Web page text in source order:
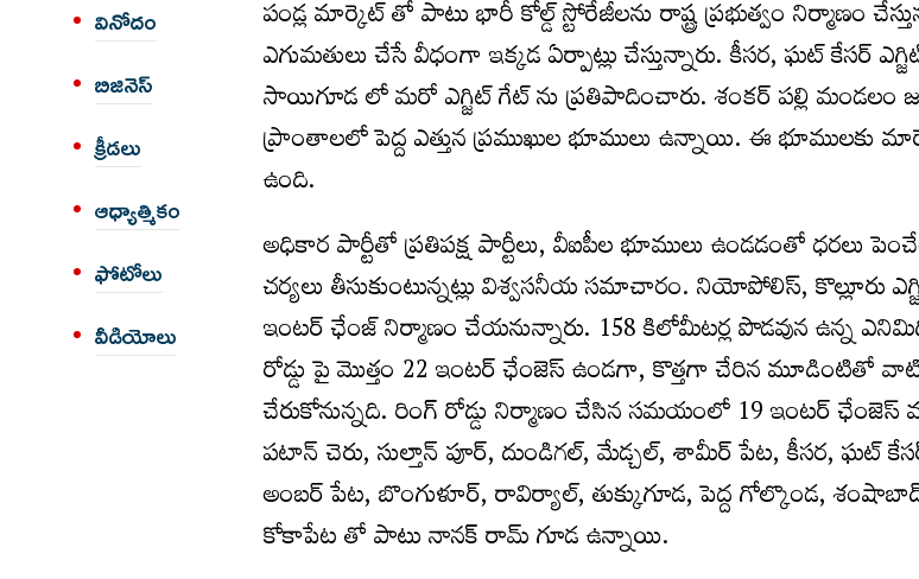
వినోదం
బిజినెస్
క్రీడలు
ఆధ్యాత్మికం
ఫోటోలు
వీడియోలు
పండ్ల మార్కెట్ తో పాటు భారీ కోల్డ్ స్టోరేజీలను రాష్ట్ర ప్రభుత్వం నిర్మాణం
ఎగుమతులు చేసే వీధంగా ఇక్కడ ఏర్పాట్లు చేస్తున్నారు. కీసర, ఘట్ కేసర్
సాయిగూడ లో మరో ఎగ్జిట్ గేట్ ను ప్రతిపాదించారు. శంకర్ పల్లి మండలం
ప్రాంతాలలో పెద్ద ఎత్తున ప్రముఖుల భూములు ఉన్నాయి. ఈ
ఉంది.
అధికార పార్టీతో ప్రతిపక్ష పార్టీలు, వీఐపీల భూములు ఉండడంతో ధరలు
చర్యలు తీసుకుంటున్నట్లు విశ్వసనీయ సమాచారం. నియోపోలిస్, కొల్లూరు
ఇంటర్ ఛేంజ్ నిర్మాణం చేయనున్నారు. 158 కిలోమీటర్ల పొడవున ఉన్న
రోడ్డు పై మొత్తం 22 ఇంటర్ ఛేంజెస్ ఉండగా, కొత్తగా చేరిన మూడింటితో వాటి
చేరుకోనున్నది. రింగ్ రోడ్డు నిర్మాణం చేసిన సమయంలో 19 ఇంటర్
పటాన్ చెరు, సుల్తాన్ పూర్, దుండిగల్, మేడ్చల్, శామీర్ పేట, కీసర, ఘట్
అంబర్ పేట, బొంగుళూర్, రావిర్యాల్, తుక్కుగూడ, పెద్ద గోల్కొండ,
కోకాపేట తో పాటు నానక్ రామ్ గూడ ఉన్నాయి.